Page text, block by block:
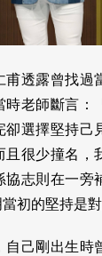
甫透露曾找過
時老師斷言：
卻選擇堅持己
且很少撞名，
協志則在一旁
初的堅持是對
自己剛出生時